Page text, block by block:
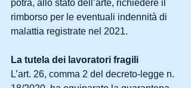
potrà, allo stato dell’arte, richiedere il
rimborso per le eventuali indennità di
malattia registrate nel 2021.
La tutela dei lavoratori fragili
L’art. 26, comma 2 del decreto-legge n.